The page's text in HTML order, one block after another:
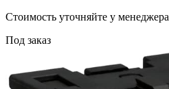
Cтоимость уточняйте у менеджера
Под заказ